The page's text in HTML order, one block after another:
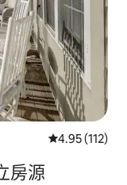
從 112 則評價
4.95 (112)
房源